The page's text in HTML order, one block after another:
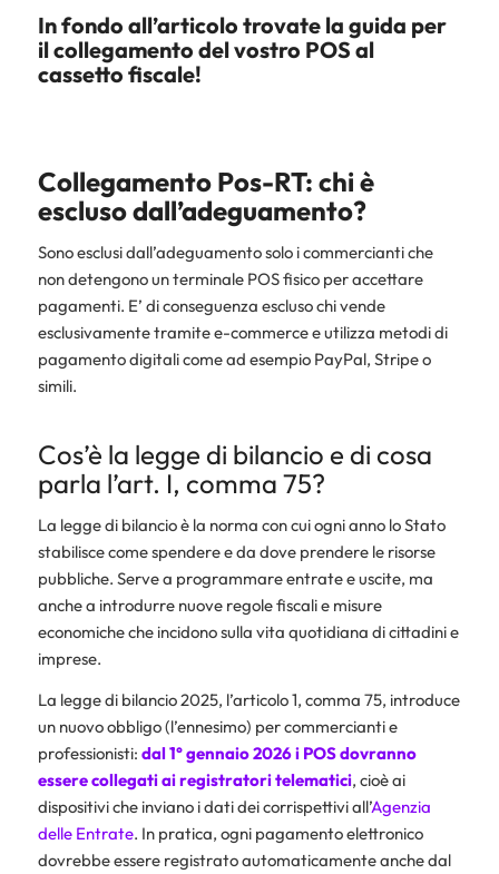
In fondo all’articolo trovate la guida per
il collegamento del vostro POS al
cassetto fiscale!
Collegamento Pos-RT: chi è
escluso dall’adeguamento?
Sono esclusi dall’adeguamento solo i commercianti che
non detengono un terminale POS fisico per accettare
pagamenti. E’ di conseguenza escluso chi vende
esclusivamente tramite e-commerce e utilizza metodi di
pagamento digitali come ad esempio PayPal, Stripe o
simili.
Cos’è la legge di bilancio e di cosa
parla l’art. I, comma 75?
La legge di bilancio è la norma con cui ogni anno lo Stato
stabilisce come spendere e da dove prendere le risorse
pubbliche. Serve a programmare entrate e uscite, ma
anche a introdurre nuove regole fiscali e misure
economiche che incidono sulla vita quotidiana di cittadini e
imprese.
La legge di bilancio 2025, l’articolo 1, comma 75, introduce
un nuovo obbligo (l’ennesimo) per commercianti e
professionisti: dal 1° gennaio 2026 i POS dovranno
essere collegati airegistratori telematici, cioè ai
dispositivi che inviano i dati dei corrispettivi all’Agenzia
delle Entrate. In pratica, ogni pagamento elettronico
dovrebbe essere registrato automaticamente anche dal